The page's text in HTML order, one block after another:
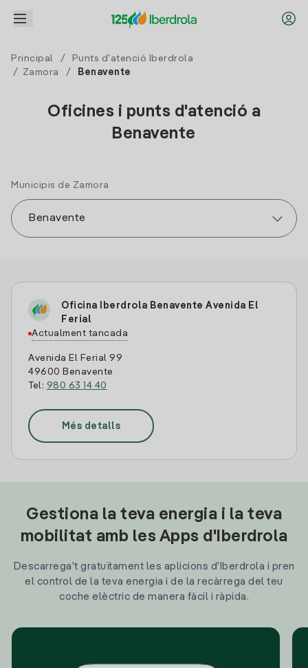
Principal /
Punts d'atenció Iberdrola
/
Zamora / Benavente
Oficines i punts d'atenció a
Benavente
Municipis de Zamora
Oficina Iberdrola Benavente Avenida El
Ferial
Actualment tancada
Avenida El Ferial 99
49600 Benavente
Tel: 980 63 14 40
Més detalls
Gestiona la teva energia i la teva
mobilitat amb les Apps d'Iberdrola
Descarrega't gratuïtament les aplicions d'Iberdrola i pren
el control de la teva energia i de la recàrrega del teu
coche elèctric de manera fàcil i ràpida.